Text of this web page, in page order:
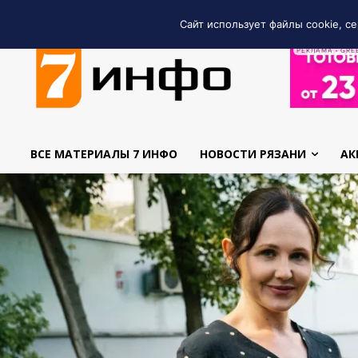
РЕКЛАМА •
ВСЕ МАТЕРИАЛЫ 7 ИНФО НОВОСТИ РЯЗАНИ
Сайт использует файлы cookie,